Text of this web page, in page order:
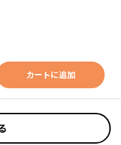
カートに追加